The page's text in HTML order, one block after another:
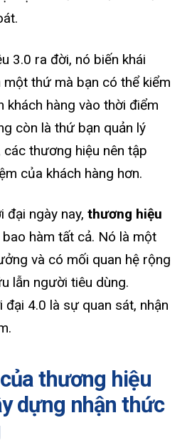
3.0 ra đời, nó biến khái
một thứ mà bạn có thể kiểm
khách hàng vào thời điểm
còn là thứ bạn quản lý
thương hiệu nên tập
của khách hàng hơn.
đại ngày nay, thương hiệu
bao hàm tất cả. Nó là một
và có mối quan hệ rộng
lẫn người tiêu dùng.
4.0 là sự quan sát, nhận
thương hiệu
dựng nhận thức